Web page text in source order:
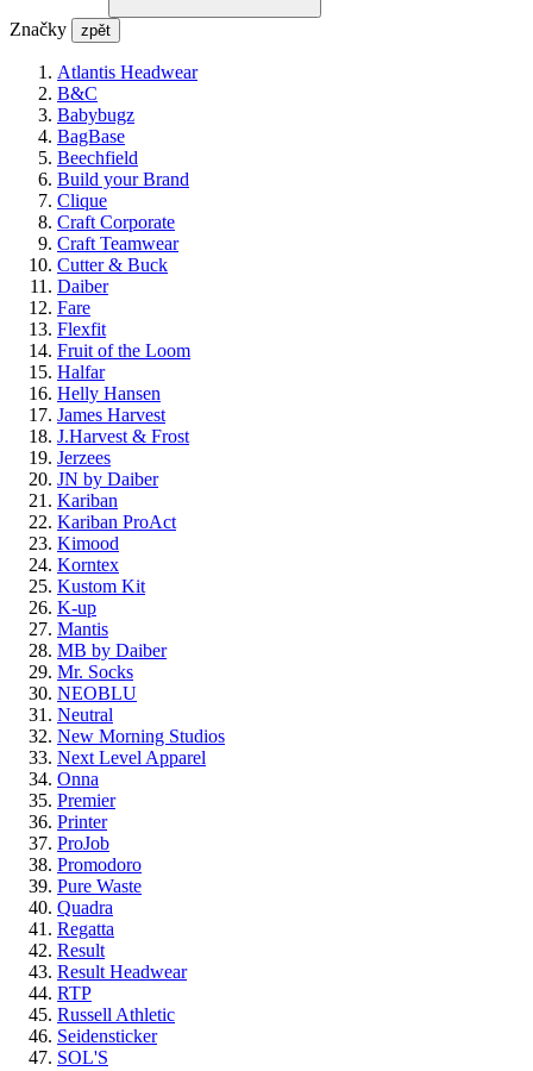
Značky zpět
Atlantis Headwear
B&C
Babybugz
BagBase
Beechfield
Build your Brand
Clique
Craft Corporate
Craft Teamwear
Cutter & Buck
Daiber
Fare
Flexfit
Fruit of the Loom
Halfar
Helly Hansen
James Harvest
J.Harvest & Frost
Jerzees
JN by Daiber
Kariban
Kariban ProAct
Kimood
Korntex
Kustom Kit
K-up
Mantis
MB by Daiber
Mr. Socks
NEOBLU
Neutral
New Morning Studios
Next Level Apparel
Onna
Premier
Printer
ProJob
Promodoro
Pure Waste
Quadra
Regatta
Result
Result Headwear
RTP
Russell Athletic
Seidensticker
SOL'S